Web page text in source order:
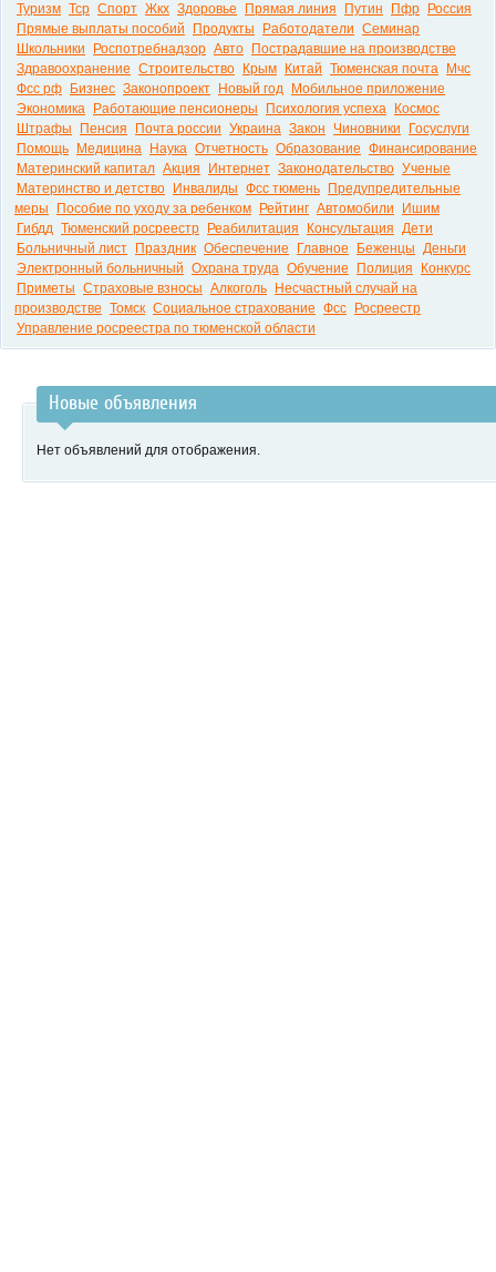
Туризм Тср Спорт Жкх Здоровье Прямая линия Путин Пфр
Россия
Прямые выплаты пособий
Продукты Работодатели Семинар
Школьники
Роспотребнадзор Авто
Пострадавшие на производстве
Здравоохранение Строительство Крым Китай Тюменская почта
Мчс
Фсс рф
Бизнес Законопроект Новый год
Мобильное приложение
Экономика
Работающие пенсионеры Психология успеха
Космос
Штрафы
Пенсия Почта россии Украина Закон Чиновники
Госуслуги
Помощь
Медицина Наука Отчетность Образование Финансирование
Материнский капитал Акция Интернет Законодательство Ученые
Материнство и детство
Инвалиды Фсс тюмень
Предупредительные
меры
Пособие по уходу за ребенком Рейтинг Автомобили
Ишим
Гибдд Тюменский росреестр Реабилитация Консультация Дети
Больничный лист
Праздник Обеспечение Главное Беженцы Деньги
Электронный больничный Охрана труда Обучение Полиция
Конкурс
Приметы Страховые взносы Алкоголь
Несчастный случай на
производстве Томск Социальное страхование Фсс
Росреестр
Управление росреестра по тюменской области
Новые объявления
Нет объявлений для отображения.